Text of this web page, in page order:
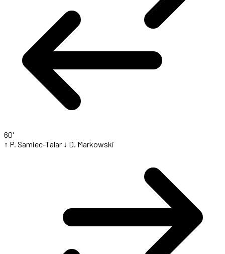
60'
↑ P. Samiec-Talar ↓ D. Markowski